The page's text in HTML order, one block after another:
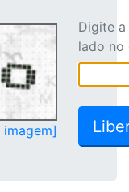
Digite
lado no